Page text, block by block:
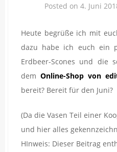
Posted on 4. Juni
Heute begrüße ich mit
dazu habe ich euch ein
Erdbeer-Scones und die
dem Online-Shop von
bereit? Bereit für den Juni?
(Da die Vasen Teil einer
und hier alles
HInweis: Dieser Beitrag